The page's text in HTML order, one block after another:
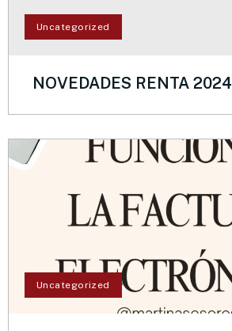
Uncategorized
NOVEDADES RENTA 2024
Uncategorized